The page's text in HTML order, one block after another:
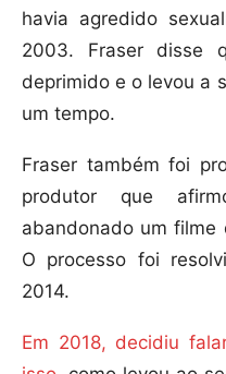
havia agredido
2003. Fraser disse
deprimido e o levou a
um tempo.
Fraser também foi
produtor que
abandonado um filme
O processo foi
2014.
Em 2018, decidiu